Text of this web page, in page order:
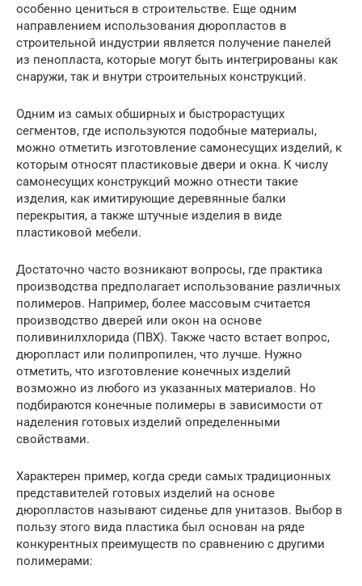
особенно цениться в строительстве. Еще одним
направлением использования дюропластов в
строительной индустрии является получение панелей
из пенопласта, которые могут быть интегрированы как
снаружи, так и внутри строительных конструкций.
Одним из самых обширных и быстрорастущих
сегментов, где используются подобные материалы,
можно отметить изготовление самонесущих изделий, к
которым относят пластиковые двери и окна. К числу
самонесущих конструкций можно отнести такие
изделия, как имитирующие деревянные балки
перекрытия, а также штучные изделия в виде
пластиковой мебели.
Достаточно часто возникают вопросы, где практика
производства предполагает использование различных
полимеров. Например, более массовым считается
производство дверей или окон на основе
поливинилхлорида (ПВХ). Также часто встает вопрос,
дюропласт или полипропилен, что лучше. Нужно
отметить, что изготовление конечных изделий
возможно из любого из указанных материалов. Но
подбираются конечные полимеры в зависимости от
наделения готовых изделий определенными
свойствами.
Характерен пример, когда среди самых традиционных
представителей готовых изделий на основе
дюропластов называют сиденье для унитазов. Выбор в
пользу этого вида пластика был основан на ряде
конкурентных преимуществ по сравнению с другими
полимерами: